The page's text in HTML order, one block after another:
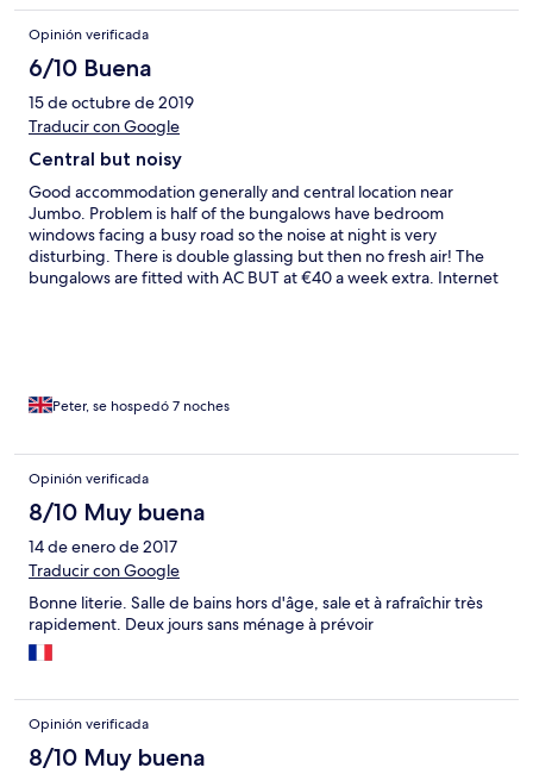
Opinión verificada
6/10 Buena
15 de octubre de 2019
Traducir con Google
Central but noisy
Good accommodation generally and central location near
Jumbo. Problem is half of the bungalows have bedroom
windows facing a busy road so the noise at night is very
disturbing. There is double glassing but then no fresh air! The
bungalows are fitted with AC BUT at €40 a week extra. Internet
Peter, se hospedó 7 noches
Opinión verificada
8/10 Muy buena
14 de enero de 2017
Traducir con Google
Bonne literie. Salle de bains hors d'âge, sale et à rafraîchir très
rapidement. Deux jours sans ménage à prévoir
Opinión verificada
8/10 Muy buena